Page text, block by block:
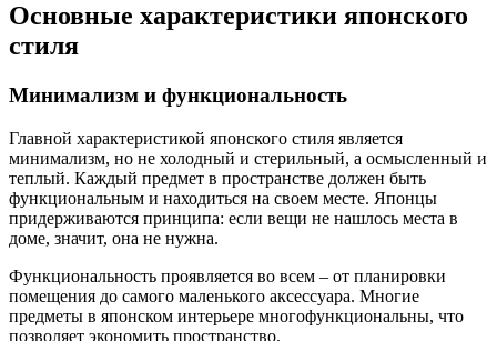
Основные характеристики японского
стиля
Минимализм и функциональность
Главной характеристикой японского стиля является
минимализм, но не холодный и стерильный, а осмысленный и
теплый. Каждый предмет в пространстве должен быть
функциональным и находиться на своем месте. Японцы
придерживаются принципа: если вещи не нашлось места в
доме, значит, она не нужна.
Функциональность проявляется во всем – от планировки
помещения до самого маленького аксессуара. Многие
предметы в японском интерьере многофункциональны, что
позволяет экономить пространство.